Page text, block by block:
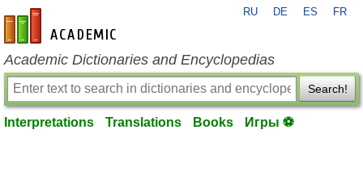
en-academic.com
RU DE ES FR
Academic Dictionaries and Encyclopedias
Search!
Interpretations Translations Books Игры ⚽